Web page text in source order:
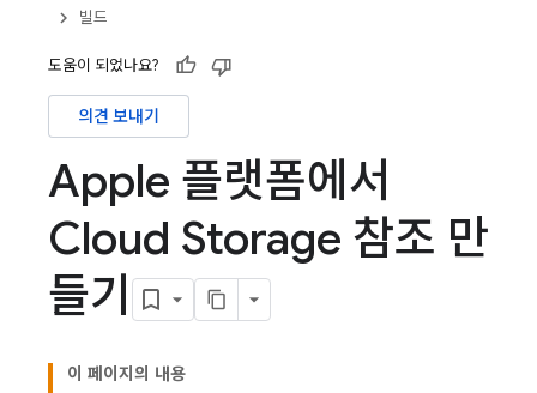
빌드
도움이 되었나요?
의견 보내기
Apple 플랫폼에서
Cloud Storage 참조 만
들기
이 페이지의 내용